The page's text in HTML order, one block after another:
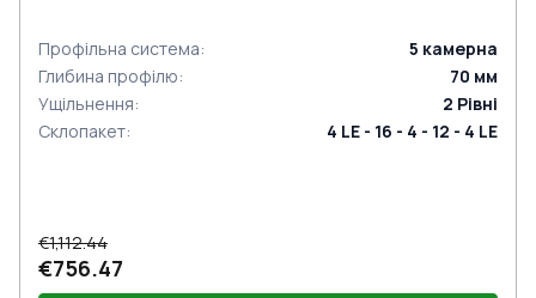
Профільна система: 5 камерна
Глибина профілю: 70 мм
Ущільнення: 2 Рівні
Склопакет: 4 LE - 16 - 4 - 12 - 4 LE
€1,112.44
€756.47